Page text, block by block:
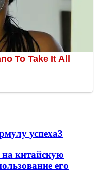
успеха3
китайскую
его